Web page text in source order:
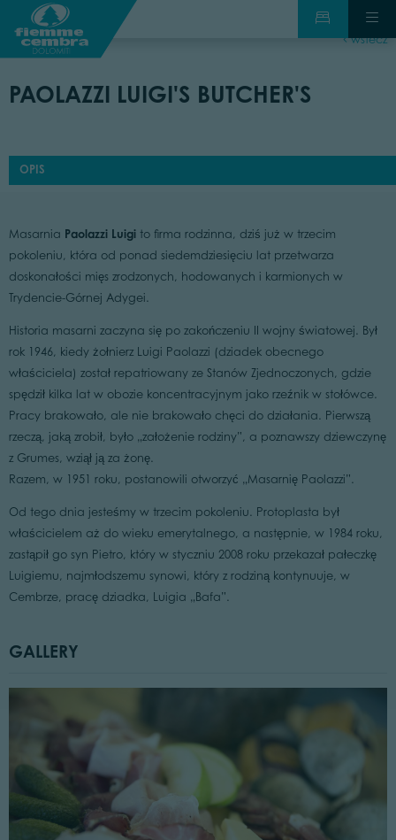
wstecz
PAOLAZZI LUIGI'S BUTCHER'S
OPIS
Masarnia Paolazzi Luigito firma rodzinna, dziś już w trzecim
pokoleniu, która od ponad siedemdziesięciu lat przetwarza
doskonałości mięs zrodzonych, hodowanych i karmionych w
Trydencie-Górnej Adygei.
Historia masarni zaczyna się po zakończeniu II wojny światowej. Był
rok 1946, kiedy żołnierz Luigi Paolazzi (dziadek obecnego
właściciela) został repatriowany ze Stanów Zjednoczonych, gdzie
spędził kilka lat w obozie koncentracyjnym jako rzeźnik w stołówce.
Pracy brakowało, ale nie brakowało chęci do działania. Pierwszą
rzeczą, jaką zrobił, było „założenie rodziny”, a poznawszy dziewczynę
z Grumes, wziął ją za żonę.
Razem, w 1951 roku, postanowili otworzyć „Masarnię Paolazzi”.
Od tego dnia jesteśmy w trzecim pokoleniu. Protoplasta był
właścicielem aż do wieku emerytalnego, a następnie, w 1984 roku,
zastąpił go syn Pietro, który w styczniu 2008 roku przekazał pałeczkę
Luigiemu, najmłodszemu synowi, który z rodziną kontynuuje, w
Cembrze, pracę dziadka, Luigia „Bafa”.
GALLERY